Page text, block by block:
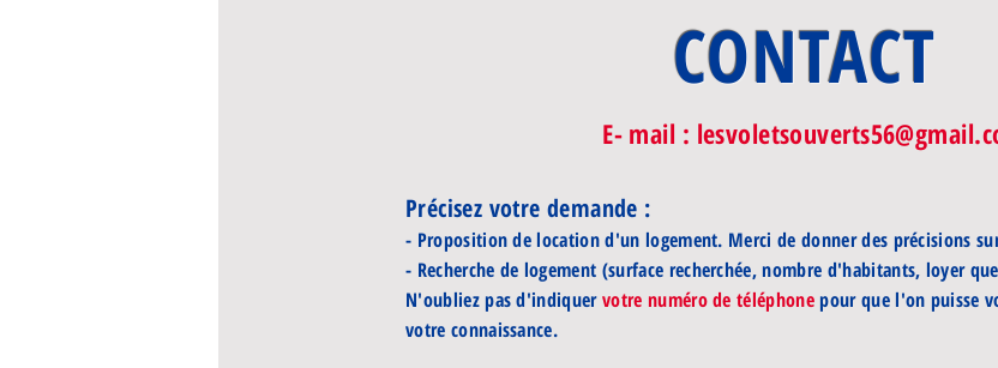
CONTACT
E- mail :
Précisez votre demande :
- Proposition de location d'un logement. Merci de donner des précisions
- Recherche de logement (surface recherchée, nombre d'habitants, loyer
N'oubliez pas d'indiquervotre numéro de téléphonepour que l'on puisse
votre connaissance.